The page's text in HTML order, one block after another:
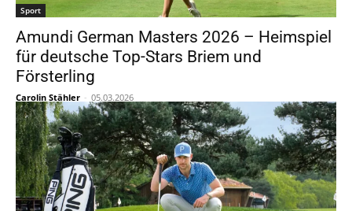
Sport
Amundi German Masters 2026 – Heimspiel
für deutsche Top-Stars Briem und
Försterling
Carolin Stähler - 05.03.2026